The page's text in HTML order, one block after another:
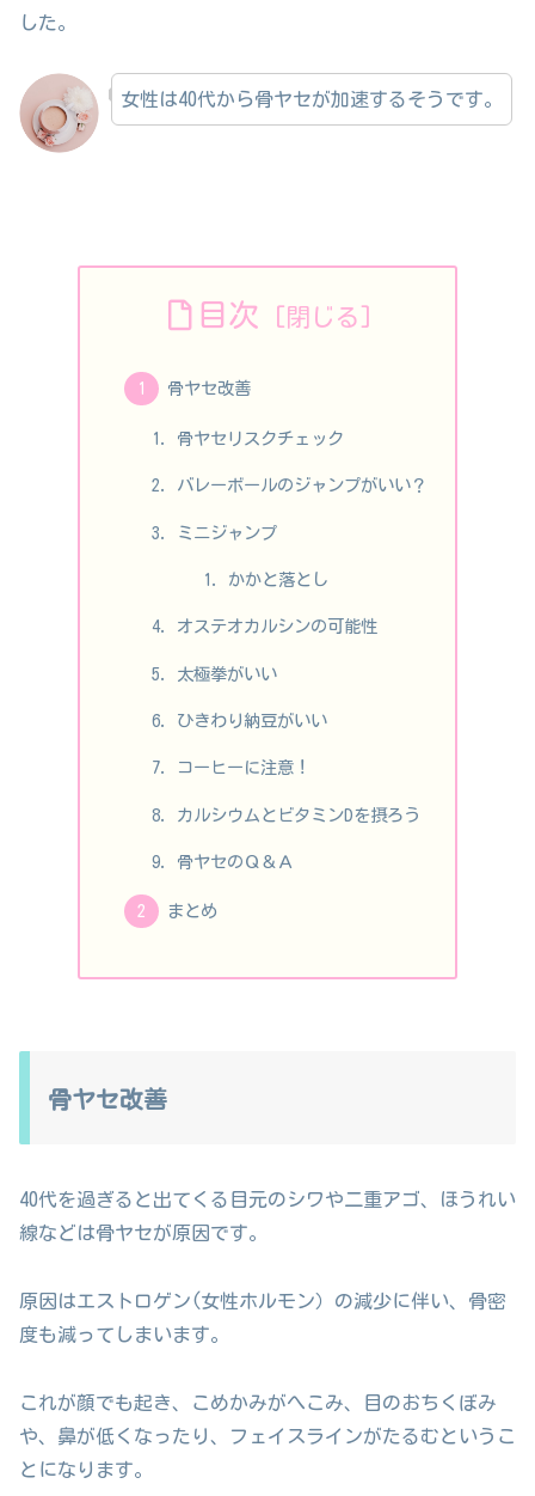
した。
女性は40代から骨ヤセが加速するそうです。
目次
骨ヤセ改善
骨ヤセリスクチェック
バレーボールのジャンプがいい？
ミニジャンプ
かかと落とし
オステオカルシンの可能性
太極拳がいい
ひきわり納豆がいい
コーヒーに注意！
カルシウムとビタミンDを摂ろう
骨ヤセのＱ＆Ａ
まとめ
骨ヤセ改善
40代を過ぎると出てくる目元のシワや二重アゴ、ほうれい
線などは骨ヤセが原因です。
原因はエストロゲン(女性ホルモン）の減少に伴い、骨密
度も減ってしまいます。
これが顔でも起き、こめかみがへこみ、目のおちくぼみ
や、鼻が低くなったり、フェイスラインがたるむというこ
とになります。